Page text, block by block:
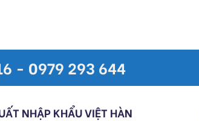
- 0979 293 644
NHẬP KHẨU VIỆT HÀN